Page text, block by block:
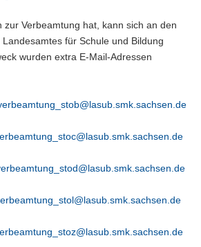
zur Verbeamtung hat, kann sich an den
für Schule und Bildung
wurden extra E-Mail-Adressen